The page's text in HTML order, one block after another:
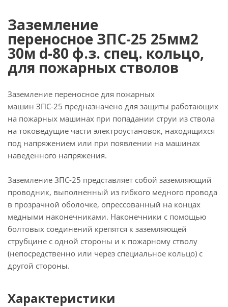
Заземление
переносное ЗПС-25 25мм2
30м d-80 ф.з. спец. кольцо,
для пожарных стволов
Заземление переносное для пожарных
машин ЗПС-25 предназначено для защиты работающих
на пожарных машинах при попадании струи из ствола
на токоведущие части электроустановок, находящихся
под напряжением или при появлении на машинах
наведенного напряжения.
Заземление ЗПС-25 представляет собой заземляющий
проводник, выполненный из гибкого медного провода
в прозрачной оболочке, опрессованный на концах
медными наконечниками. Наконечники с помощью
болтовых соединений крепятся к заземляющей
струбцине с одной стороны и к пожарному стволу
(непосредственно или через специальное кольцо) с
другой стороны.
Характеристики